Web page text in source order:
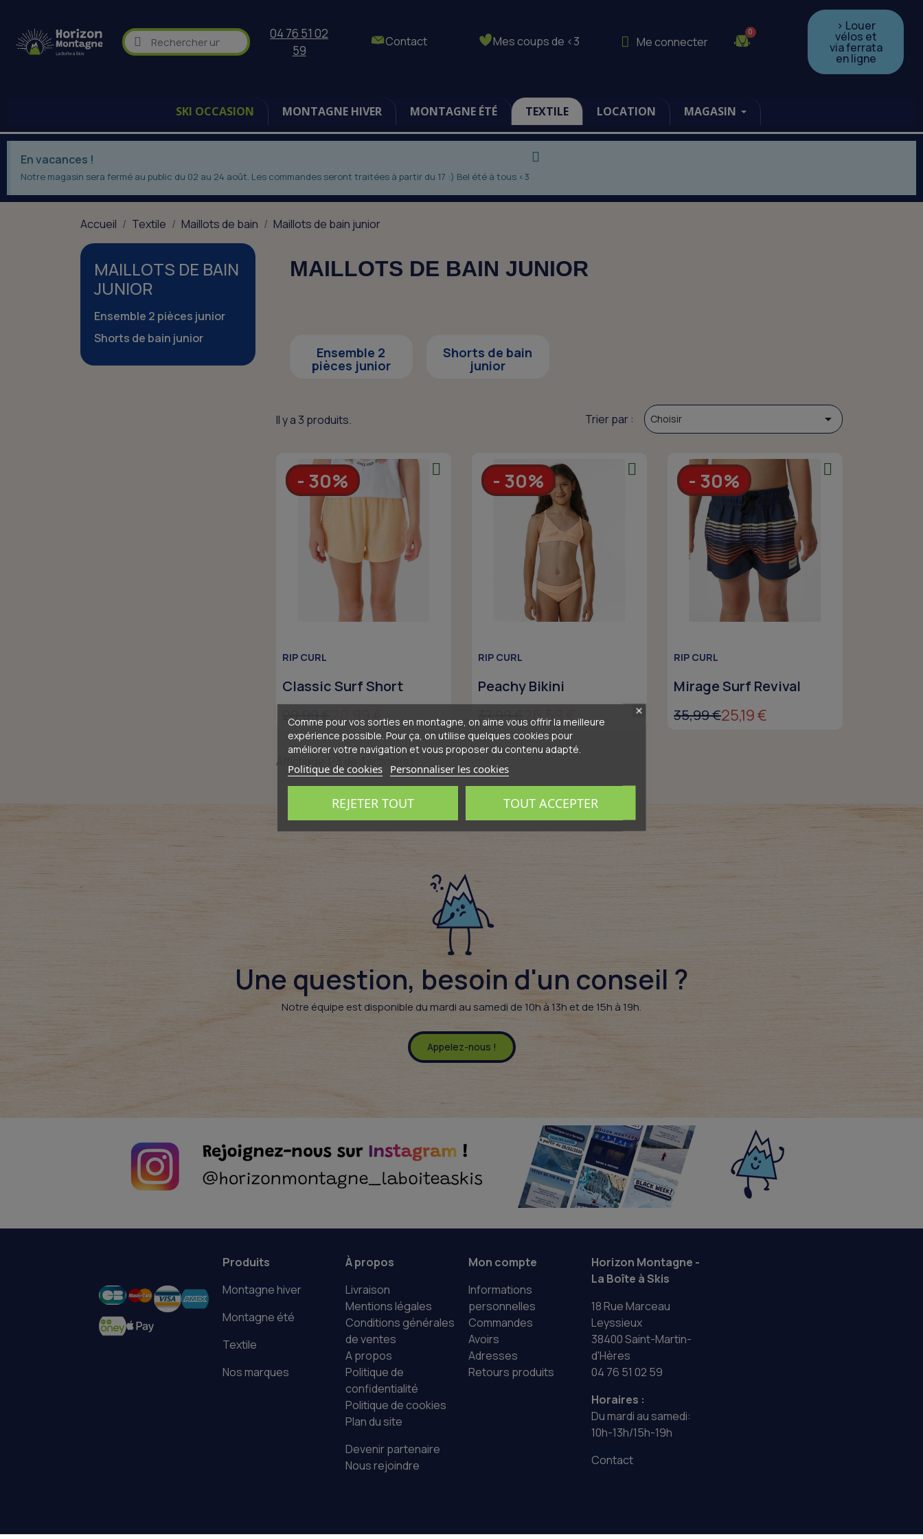
04 76 51 02
59
Contact Mes coups de <3 Me connecter
> Louer
vélos et
via ferrata
en ligne
SKI OCCASION MONTAGNE HIVER MONTAGNE ÉTÉ TEXTILE LOCATION MAGASIN
En vacances !
Notre magasin sera fermé au public du 02 au 24 août. Les commandes seront traitées à partir du 17 :) Bel été à tous <3
Accueil Textile Maillots de bain Maillots de bain junior
MAILLOTS DE BAIN
JUNIOR
Ensemble 2 pièces junior
Shorts de bain junior
MAILLOTS DE BAIN JUNIOR
Ensemble 2
pièces junior
Shorts de bain
junior
Il y a 3 produits. Trier par : Choisir 
- 30%
RIP CURL
Classic Surf Short
29,99 €
20,99 €
- 30%
RIP CURL
Peachy Bikini
37,99 € 26,59 €
- 30%
RIP CURL
Mirage Surf Revival
35,99 €25,19 €
Affichage 1-3 de 3 article(s)
Une question, besoin d'un conseil ?​
Notre équipe est disponible du mardi au samedi de 10h à 13h et de 15h à 19h.
Appelez-nous !
Produits
Montagne hiver
Montagne été
Textile
Nos marques
À propos
Livraison
Mentions légales
Conditions générales
de ventes
A propos
Politique de
confidentialité
Politique de cookies
Plan du site
Devenir partenaire
Nous rejoindre
Mon compte
Informations
personnelles
Commandes
Avoirs
Adresses
Retours produits
Horizon Montagne -
La Boîte à Skis
18 Rue Marceau
Leyssieux
38400 Saint-Martin-
d'Hères
04 76 51 02 59
Horaires :
Du mardi au samedi:
10h-13h/15h-19h
Contact
Comme pour vos sorties en montagne, on aime vous offrir la meilleure
expérience possible. Pour ça, on utilise quelques cookies pour
améliorer votre navigation et vous proposer du contenu adapté.
Politique de cookies Personnaliser les cookies
REJETER TOUT TOUT ACCEPTER